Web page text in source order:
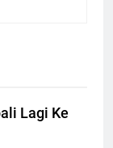
Lagi Ke